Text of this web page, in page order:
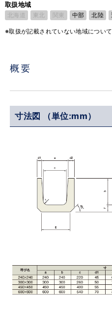
取扱地域
北海道 東北 関東 中部 北陸
※取扱が記載されていない地域につい
寸法図 （単位:mm）